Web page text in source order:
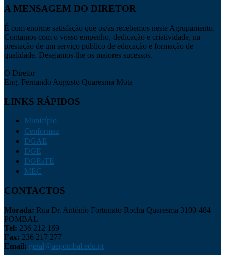
A MENSAGEM DO DIRETOR
É com enorme satisfação que os/as recebemos neste Agrupamento.
Contamos com o vosso empenho, dedicação e criatividade, na
prestação de um serviço público de educação e formação de
qualidade. Desejamos-lhe os maiores sucessos.
O Diretor
Eng. Fernando Augusto Quaresma Mota
LINKS RÁPIDOS
Município
Cenformaz
DGAE
DGE
DGEsTE
MEC
CONTACTOS
Morada: Rua Dr. António Fortunato Rocha Quaresma 3100-484
POMBAL
Tel: 236 212 169
Fax: 236 217 277
Email: geral@aepombal.edu.pt